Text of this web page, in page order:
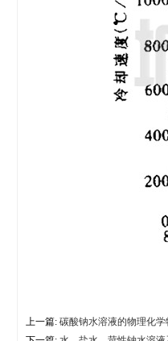
上一篇: 碳酸钠水溶液的物理化学